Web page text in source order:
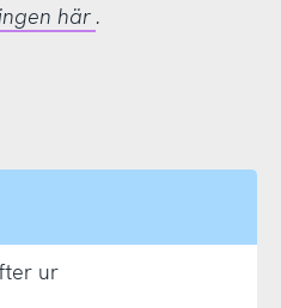
här .
ur